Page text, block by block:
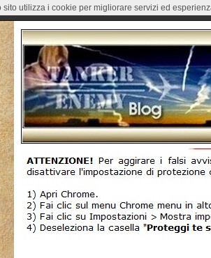
sito utilizza i cookie per migliorare servizi ed